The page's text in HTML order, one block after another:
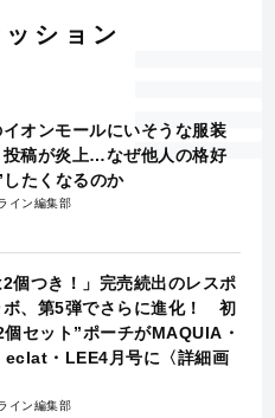
ッション
イオンモールにいそうな服装
投稿が炎上…なぜ他人の格好
したくなるのか
イン編集部
2個つき！」完売続出のレスポ
ボ、第5弾でさらに進化！ 初
個セット”ポーチがMAQUIA・
eclat・LEE4月号に〈詳細画
イン編集部